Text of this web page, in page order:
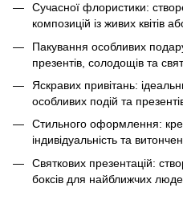
Сучасної флористики:
композицій із живих квітів
Пакування особливих
презентів, солодощів та
Яскравих привітань:
особливих подій та
Стильного оформлення:
індивідуальність та
Святкових презентацій:
боксів для найближчих